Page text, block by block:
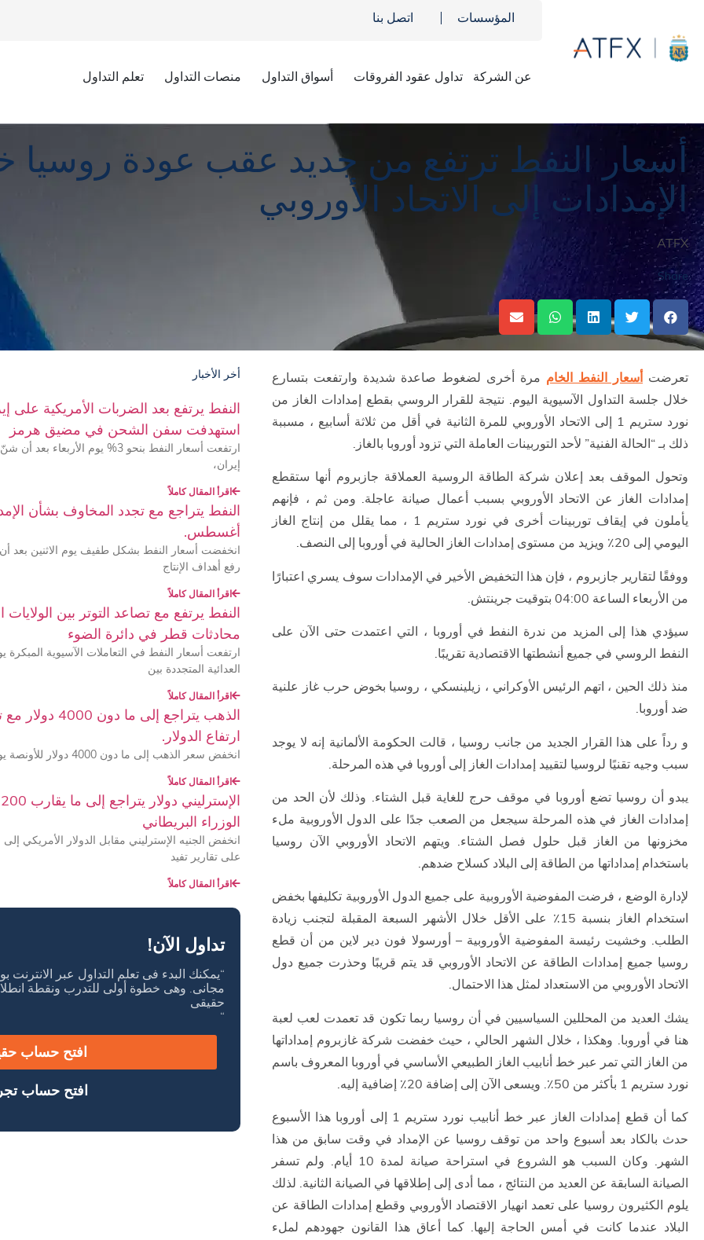
المؤسسات اتصل بنا
عن الشركة تداول عقود الفروقات أسواق التداول منصات التداول تعلم التداول
أسعار النفط ترتفع من جديد عقب عودة
الإمدادات إلى الاتحاد الأوروبي
ATFX
Share
تعرضت أسعار النفط الخام مرة أخرى لضغوط صاعدة شديدة وارتفعت بتسارع
خلال جلسة التداول الآسيوية اليوم. نتيجة للقرار الروسي بقطع إمدادات الغاز من
نورد ستريم 1 إلى الاتحاد الأوروبي للمرة الثانية في أقل من ثلاثة أسابيع ، مسببة
ذلك بـ “الحالة الفنية” لأحد التوربينات العاملة التي تزود أوروبا بالغاز.
وتحول الموقف بعد إعلان شركة الطاقة الروسية العملاقة جازبروم أنها ستقطع
إمدادات الغاز عن الاتحاد الأوروبي بسبب أعمال صيانة عاجلة. ومن ثم ، فإنهم
يأملون في إيقاف توربينات أخرى في نورد ستريم 1 ، مما يقلل من إنتاج الغاز
اليومي إلى 20٪ ويزيد من مستوى إمدادات الغاز الحالية في أوروبا إلى النصف.
ووفقًا لتقارير جازبروم ، فإن هذا التخفيض الأخير في الإمدادات سوف يسري اعتبارًا
من الأربعاء الساعة 04:00 بتوقيت جرينتش.
سيؤدي هذا إلى المزيد من ندرة النفط في أوروبا ، التي اعتمدت حتى الآن على
النفط الروسي في جميع أنشطتها الاقتصادية تقريبًا.
منذ ذلك الحين ، اتهم الرئيس الأوكراني ، زيلينسكي ، روسيا بخوض حرب غاز علنية
ضد أوروبا.
و رداً على هذا القرار الجديد من جانب روسيا ، قالت الحكومة الألمانية إنه لا يوجد
سبب وجيه تقنيًا لروسيا لتقييد إمدادات الغاز إلى أوروبا في هذه المرحلة.
يبدو أن روسيا تضع أوروبا في موقف حرج للغاية قبل الشتاء. وذلك لأن الحد من
إمدادات الغاز في هذه المرحلة سيجعل من الصعب جدًا على الدول الأوروبية ملء
مخزونها من الغاز قبل حلول فصل الشتاء. ويتهم الاتحاد الأوروبي الآن روسيا
باستخدام إمداداتها من الطاقة إلى البلاد كسلاح ضدهم.
لإدارة الوضع ، فرضت المفوضية الأوروبية على جميع الدول الأوروبية تكليفها بخفض
استخدام الغاز بنسبة 15٪ على الأقل خلال الأشهر السبعة المقبلة لتجنب زيادة
الطلب. وخشيت رئيسة المفوضية الأوروبية – أورسولا فون دير لاين من أن قطع
روسيا جميع إمدادات الطاقة عن الاتحاد الأوروبي قد يتم قريبًا وحذرت جميع دول
الاتحاد الأوروبي من الاستعداد لمثل هذا الاحتمال.
يشك العديد من المحللين السياسيين في أن روسيا ربما تكون قد تعمدت لعب لعبة
هنا في أوروبا. وهكذا ، خلال الشهر الحالي ، حيث خفضت شركة غازبروم إمداداتها
من الغاز التي تمر عبر خط أنابيب الغاز الطبيعي الأساسي في أوروبا المعروف باسم
نورد ستريم 1 بأكثر من 50٪. ويسعى الآن إلى إضافة 20٪ إضافية إليه.
كما أن قطع إمدادات الغاز عبر خط أنابيب نورد ستريم 1 إلى أوروبا هذا الأسبوع
حدث بالكاد بعد أسبوع واحد من توقف روسيا عن الإمداد في وقت سابق من هذا
الشهر. وكان السبب هو الشروع في استراحة صيانة لمدة 10 أيام. ولم تسفر
الصيانة السابقة عن العديد من النتائج ، مما أدى إلى إطلاقها في الصيانة الثانية. لذلك
يلوم الكثيرون روسيا على تعمد انهيار الاقتصاد الأوروبي وقطع إمدادات الطاقة عن
البلاد عندما كانت في أمس الحاجة إليها. كما أعاق هذا القانون جهودهم لملء
أخر الأخبار
النفط يرتفع بعد الضربات الأمريكية على
استهدفت سفن الشحن في مضيق هرمز
ارتفعت أسعار النفط بنحو 3% يوم
إيران،
اقرأ المقال كاملاً
النفط يتراجع مع تجدد المخاوف بشأن
أغسطس.
انخفضت أسعار النفط بشكل طفيف يوم الاثنين بعد
رفع أهداف الإنتاج
اقرأ المقال كاملاً
النفط يرتفع مع تصاعد التوتر بين
محادثات قطر في دائرة الضوء
ارتفعت أسعار النفط في التعاملات الآسيوية المبكرة
العدائية المتجددة بين
اقرأ المقال كاملاً
الذهب يتراجع
ارتفاع الدولار.
انخفض سعر الذهب إلى ما دون 4000 دولار للأونصة يوم الأربعاء لأول مرة منذ
اقرأ المقال كاملاً
الوزراء البريطاني
على تقارير تفيد
اقرأ المقال كاملاً
تداول الآن!
“يمكنك البدء فى تعلم التداول عبر
مجانى. وهى خطوة أولى للتدرب ونقطة
حقيقى
“
افتح حساب
افتح حساب